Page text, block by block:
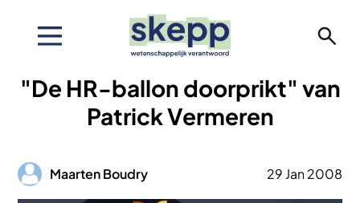
inhoud
"De HR-ballon doorprikt" van
Patrick Vermeren
Afbeelding
Maarten Boudry 29 Jan 2008